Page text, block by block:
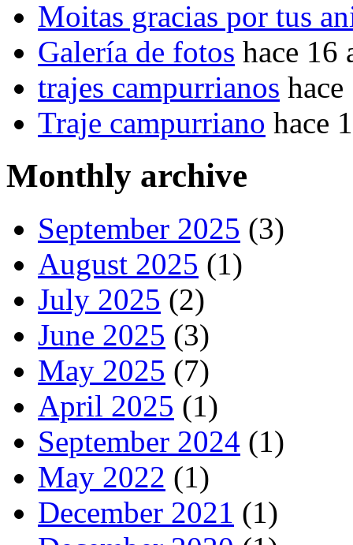
Moitas gracias por tus
Galería de fotos hace 16
trajes campurrianos
Traje campurriano hace
Monthly archive
September 2025 (3)
August 2025 (1)
July 2025 (2)
June 2025 (3)
May 2025 (7)
April 2025 (1)
September 2024 (1)
May 2022 (1)
December 2021 (1)